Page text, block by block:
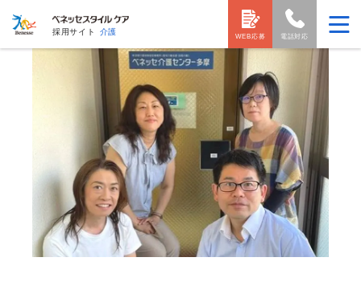
採用サイト 介護
電話対応
WEB応募